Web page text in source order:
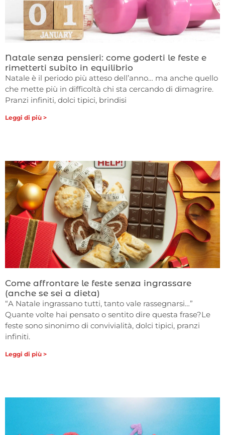
Natale senza pensieri: come goderti le feste e
rimetterti subito in equilibrio
Natale è il periodo più atteso dell’anno… ma anche quello
che mette più in difficoltà chi sta cercando di dimagrire.
Pranzi infiniti, dolci tipici, brindisi
Leggi di più >
Come affrontare le feste senza ingrassare
(anche se sei a dieta)
“A Natale ingrassano tutti, tanto vale rassegnarsi…”
Quante volte hai pensato o sentito dire questa frase?Le
feste sono sinonimo di convivialità, dolci tipici, pranzi
infiniti.
Leggi di più >